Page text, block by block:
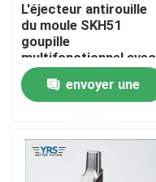
Produits
Au sujet de nous
Contrôle de qualité
L'éjecteur antirouille
du moule SKH51
goupille
multifonctionnel avec
la cannelure
envoyer une